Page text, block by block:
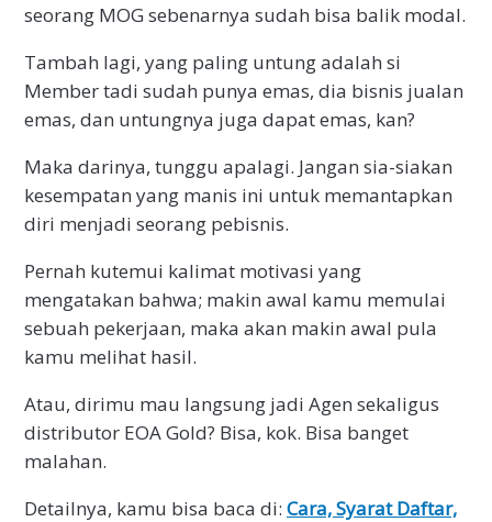
seorang MOG sebenarnya sudah bisa balik modal.
Tambah lagi, yang paling untung adalah si
Member tadi sudah punya emas, dia bisnis jualan
emas, dan untungnya juga dapat emas, kan?
Maka darinya, tunggu apalagi. Jangan sia-siakan
kesempatan yang manis ini untuk memantapkan
diri menjadi seorang pebisnis.
Pernah kutemui kalimat motivasi yang
mengatakan bahwa; makin awal kamu memulai
sebuah pekerjaan, maka akan makin awal pula
kamu melihat hasil.
Atau, dirimu mau langsung jadi Agen sekaligus
distributor EOA Gold? Bisa, kok. Bisa banget
malahan.
Detailnya, kamu bisa baca di: Cara, Syarat Daftar,